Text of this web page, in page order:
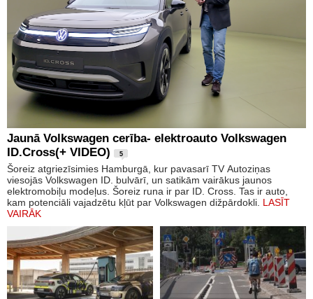
Jaunā Volkswagen cerība- elektroauto Volkswagen
ID.Cross(+ VIDEO)
5
Šoreiz atgriezīsimies Hamburgā, kur pavasarī TV Autoziņas
viesojās Volkswagen ID. bulvārī, un satikām vairākus jaunos
elektromobiļu modeļus. Šoreiz runa ir par ID. Cross. Tas ir auto,
kam potenciāli vajadzētu kļūt par Volkswagen dižpārdokli. LASĪT
VAIRĀK